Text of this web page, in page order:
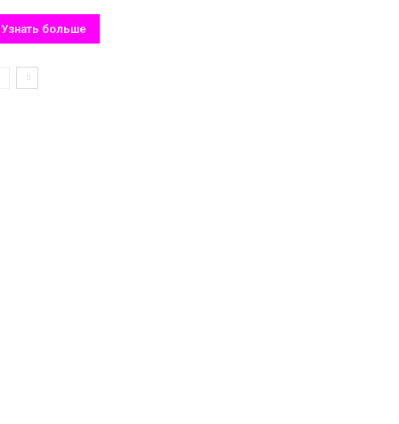
Узнать больше